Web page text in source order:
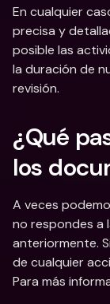
En cualquier
precisa y
posible las
la duración de
revisión.
¿Qué
los
A veces
no respondes a
anteriormente.
de cualquier
Para más